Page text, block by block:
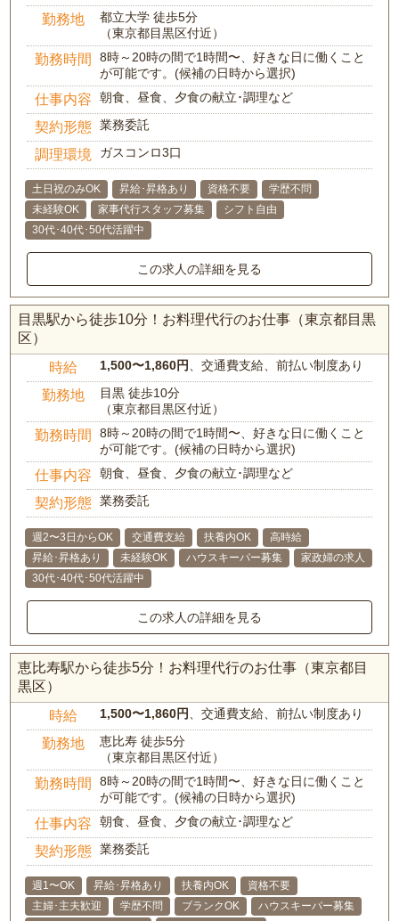
勤務地
都立大学 徒歩5分
（東京都目黒区付近）
勤務時間
8時～20時の間で1時間〜、好きな日に働くこと
が可能です。(候補の日時から選択)
仕事内容 朝食、昼食、夕食の献立･調理など
契約形態 業務委託
調理環境 ガスコンロ3口
土日祝のみOK 昇給･昇格あり 資格不要
学歴不問
未経験OK
家事代行スタッフ募集
シフト自由
30代･40代･50代活躍中
この求人の詳細を見る
目黒駅から徒歩10分！お料理代行のお仕事（東京都目黒
区）
時給 1,500〜1,860円 、交通費支給、前払い制度あり
勤務地
目黒 徒歩10分
（東京都目黒区付近）
勤務時間
8時～20時の間で1時間〜、好きな日に働くこと
が可能です。(候補の日時から選択)
仕事内容 朝食、昼食、夕食の献立･調理など
契約形態 業務委託
週2〜3日からOK 交通費支給 扶養内OK
高時給
昇給･昇格あり
未経験OK ハウスキーパー募集
家政婦の求人
30代･40代･50代活躍中
この求人の詳細を見る
恵比寿駅から徒歩5分！お料理代行のお仕事（東京都目
黒区）
時給 1,500〜1,860円 、交通費支給、前払い制度あり
勤務地
恵比寿 徒歩5分
（東京都目黒区付近）
勤務時間
8時～20時の間で1時間〜、好きな日に働くこと
が可能です。(候補の日時から選択)
仕事内容 朝食、昼食、夕食の献立･調理など
契約形態 業務委託
週1〜OK 昇給･昇格あり 扶養内OK
資格不要
主婦･主夫歓迎
学歴不問 ブランクOK
ハウスキーパー募集